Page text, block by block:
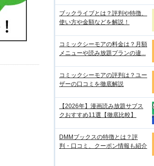
ブックライブとは？評判や特徴、
使い方や金額などを解説！
コミックシーモアの料金は？月額
メニューや読み放題プランの違...
コミックシーモアの評判は？ユー
ザーの口コミを徹底解説
【2026年】漫画読み放題サブス
クおすすめ11選【徹底比較】
DMMブックスの特徴とは？評
判・口コミ、クーポン情報も紹介